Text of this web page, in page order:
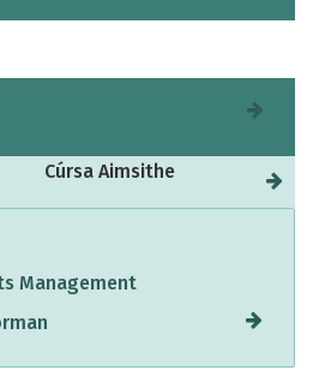
Cúrsa Aimsithe
Management